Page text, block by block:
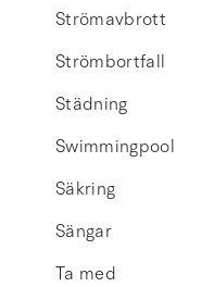
Strömavbrott
Strömbortfall
Städning
Swimmingpool
Säkring
Sängar
Ta med